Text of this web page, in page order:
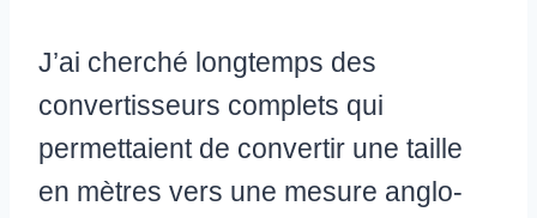
J’ai cherché longtemps des
convertisseurs complets qui
permettaient de convertir une taille
en mètres vers une mesure anglo-